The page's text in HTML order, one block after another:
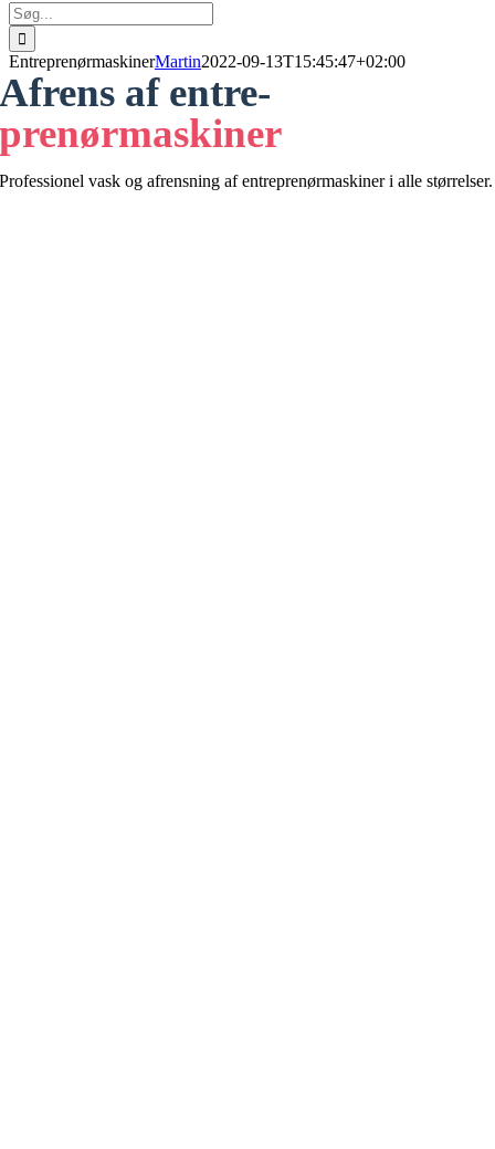
Søg
efter:
EntreprenørmaskinerMartin2022-09-13T15:45:47+02:00
Afrens af entre-
prenørmaskiner
Professionel vask og afrensning af entreprenørmaskiner i alle størrelser.